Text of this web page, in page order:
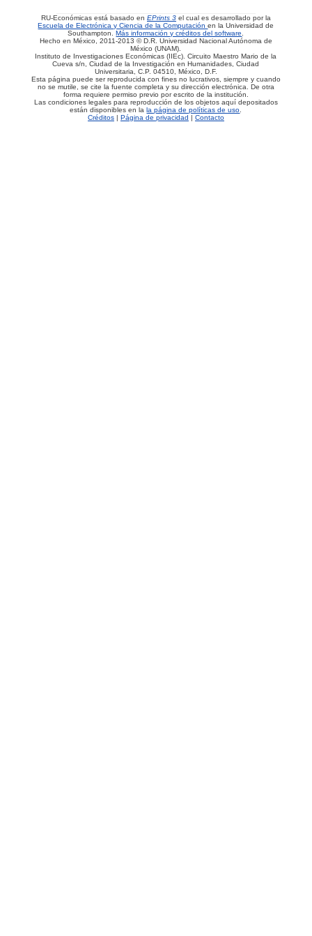
RU-Económicas está basado en EPrints 3 el cual es desarrollado por la
Escuela de Electrónica y Ciencia de la Computaciónen la Universidad de
Southampton.Más información y créditos del software.
Hecho en México, 2011-2013 © D.R. Universidad Nacional Autónoma de
México (UNAM).
Instituto de Investigaciones Económicas (IIEc). Circuito Maestro Mario de la
Cueva s/n, Ciudad de la Investigación en Humanidades, Ciudad
Universitaria, C.P. 04510, México, D.F.
Esta página puede ser reproducida con fines no lucrativos, siempre y cuando
no se mutile, se cite la fuente completa y su dirección electrónica. De otra
forma requiere permiso previo por escrito de la institución.
Las condiciones legales para reproducción de los objetos aquí depositados
están disponibles en lala página de políticas de uso.
Créditos| Página de privacidad | Contacto